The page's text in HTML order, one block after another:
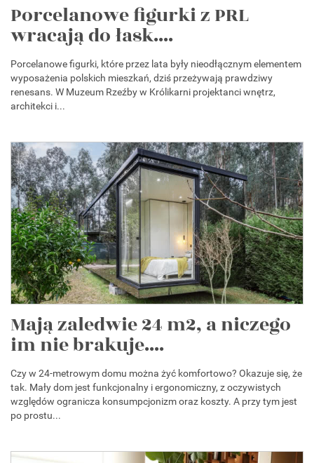
Porcelanowe figurki z PRL
wracają do łask....
Porcelanowe figurki, które przez lata były nieodłącznym elementem
wyposażenia polskich mieszkań, dziś przeżywają prawdziwy
renesans. W Muzeum Rzeźby w Królikarni projektanci wnętrz,
architekci i...
Mają zaledwie 24 m2, a niczego
im nie brakuje....
Czy w 24-metrowym domu można żyć komfortowo? Okazuje się, że
tak. Mały dom jest funkcjonalny i ergonomiczny, z oczywistych
względów ogranicza konsumpcjonizm oraz koszty. A przy tym jest
po prostu...